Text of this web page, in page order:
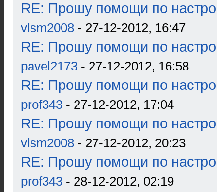
RE: Прошу помощи по
vlsm2008 - 27-12-2012, 16:47
RE: Прошу помощи по
pavel2173 - 27-12-2012, 16:58
RE: Прошу помощи по
prof343 - 27-12-2012, 17:04
RE: Прошу помощи по
vlsm2008 - 27-12-2012, 20:23
RE: Прошу помощи по
prof343 - 28-12-2012, 02:19